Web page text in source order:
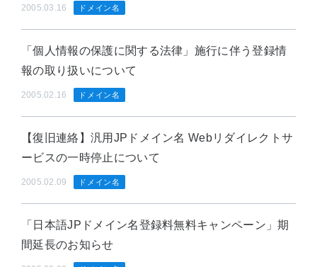
2005.03.16 ドメイン名
「個人情報の保護に関する法律」施行に伴う登録情
報の取り扱いについて
2005.02.16 ドメイン名
【復旧連絡】汎用JPドメイン名 Webリダイレクトサ
ービスの一時停止について
2005.02.09 ドメイン名
「日本語JPドメイン名登録料無料キャンペーン」期
間延長のお知らせ